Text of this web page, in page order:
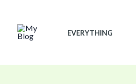
content
EVERYTHING